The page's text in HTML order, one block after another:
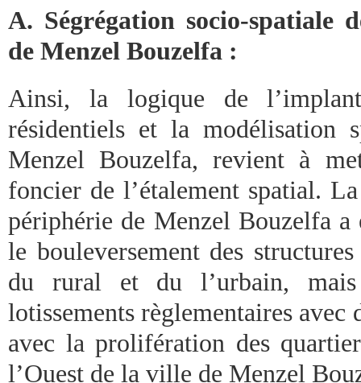
A. Ségrégation socio-spatiale
de Menzel Bouzelfa :
Ainsi, la logique de
résidentiels et la modélisation
Menzel Bouzelfa, revient à
foncier de l’étalement spatial.
périphérie de Menzel Bouzelfa a
le bouleversement des
du rural et du l’urbain, mais
lotissements règlementaires
avec la prolifération des
l’Ouest de la ville de Menzel